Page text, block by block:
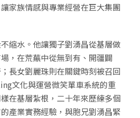
家族情感與專業經營在巨大集團
縮水。他讓獨子劉湧昌從基層做
，在荒蕪中從無到有、開疆闢
長女劉麗珠則在關鍵時刻被召回
文化與運營微笑單車系統的重
在基層紮根，二十年來歷練多個
產業實務經驗，與胞兄劉湧昌緊